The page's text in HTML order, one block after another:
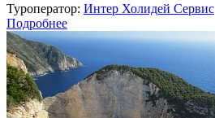
Туроператор: Интер Холидей Сервис
Подробнее